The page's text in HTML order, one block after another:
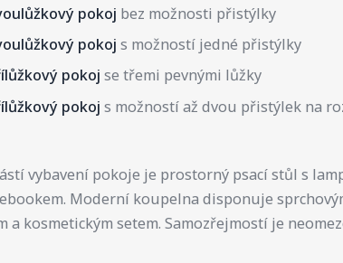
pokoj bez možnosti přistýlky
pokoj s možností jedné přistýlky
pokoj se třemi pevnými lůžky
pokoj s možností až dvou přistýlek na
vybavení pokoje je prostorný psací stůl s
Moderní koupelna disponuje
a kosmetickým setem. Samozřejmostí je